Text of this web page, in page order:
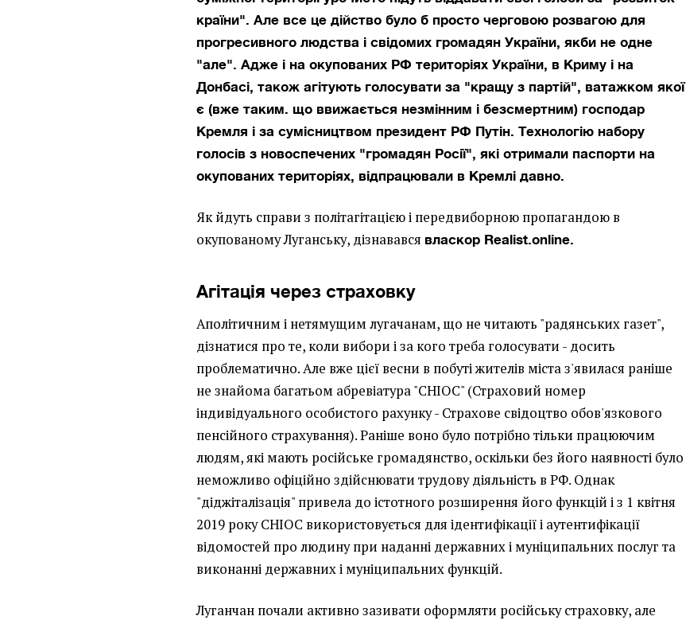
країни". Але все це дійство було б просто черговою розвагою для
прогресивного людства і свідомих громадян України, якби не одне
"але". Адже і на окупованих РФ територіях України, в Криму і на
Донбасі, також агітують голосувати за "кращу з партій", ватажком якої
є (вже таким. що ввижається незмінним і безсмертним) господар
Кремля і за сумісництвом президент РФ Путін. Технологію набору
голосів з новоспечених "громадян Росії", які отримали паспорти на
окупованих територіях, відпрацювали в Кремлі давно.
Як йдуть справи з політагітацією і передвиборною пропагандою в
окупованому Луганську, дізнавався власкор Realist.online.
Агітація через страховку
Аполітичним і нетямущим лугачанам, що не читають "радянських газет",
дізнатися про те, коли вибори і за кого треба голосувати - досить
проблематично. Але вже цієї весни в побуті жителів міста з'явилася раніше
не знайома багатьом абревіатура "СНІОС" (Страховий номер
індивідуального особистого рахунку - Страхове свідоцтво обов'язкового
пенсійного страхування). Раніше воно було потрібно тільки працюючим
людям, які мають російське громадянство, оскільки без його наявності було
неможливо офіційно здійснювати трудову діяльність в РФ. Однак
"діджіталізація" привела до істотного розширення його функцій і з 1 квітня
2019 року СНІОС використовується для ідентифікації і аутентифікації
відомостей про людину при наданні державних і муніципальних послуг та
виконанні державних і муніципальних функцій.
Луганчан почали активно зазивати оформляти російську страховку, але